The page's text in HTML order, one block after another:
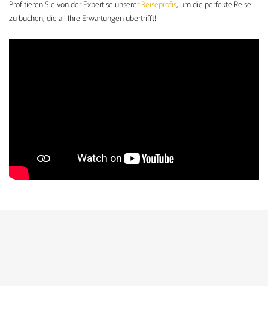
Profitieren Sie von der Expertise unsererReiseprofis, um die perfekte Reise
zu buchen, die all Ihre Erwartungen übertrifft!